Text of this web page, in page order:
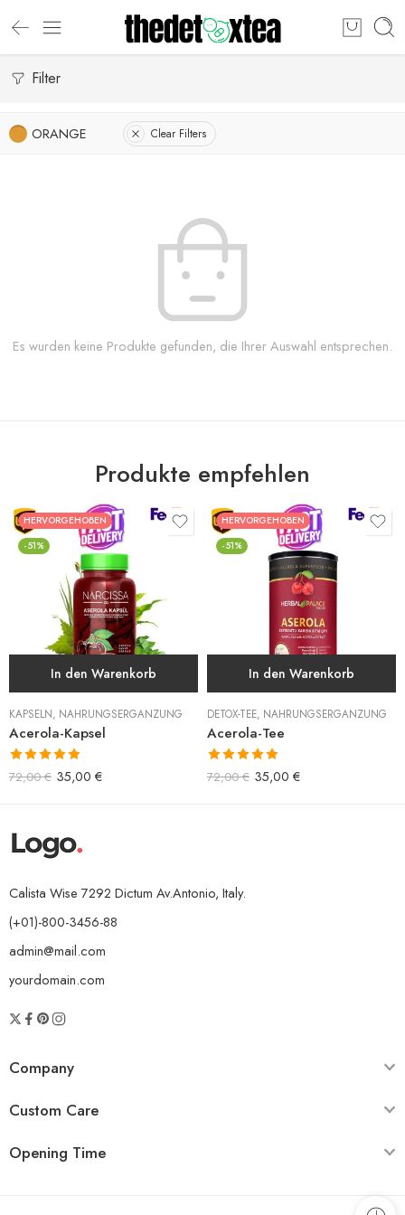
Filter
ORANGE Clear Filters
Es wurden keine Produkte gefunden, die Ihrer Auswahl entsprechen.
Produkte empfehlen
HERVORGEHOBEN
-51%
In den Warenkorb
KAPSELN, NAHRUNGSERGÄNZUNG
Acerola-Kapsel
Bewertet mit
5.00von 5
72,00€ 35,00 €
HERVORGEHOBEN
-51%
In den Warenkorb
DETOX-TEE, NAHRUNGSERGÄNZUNG
Acerola-Tee
Bewertet mit
5.00von 5
72,00€ 35,00 €
Calista Wise 7292 Dictum Av.Antonio, Italy.
(+01)-800-3456-88
admin@mail.com
yourdomain.com
Company
Custom Care
Opening Time